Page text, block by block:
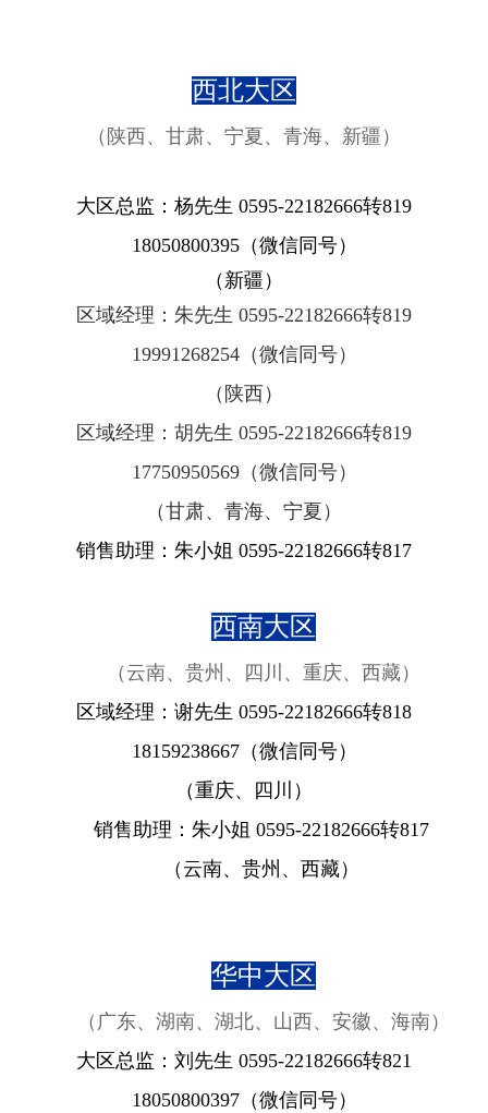
西北大区
（陕西、甘肃、宁夏、青海、新疆）
大区总监：杨先生 0595-22182666转819
18050800395（微信同号）
（新疆）
区域经理：朱先生 0595-22182666转819
19991268254（微信同号）
（陕西）
区域经理：胡先生 0595-22182666转819
17750950569（微信同号）
（甘肃、青海、宁夏）
销售助理：朱小姐 0595-22182666转817
西南大区
（云南、贵州、四川、重庆、西藏）
区域经理：谢先生 0595-22182666转818
18159238667（微信同号）
（重庆、四川）
销售助理：朱小姐 0595-22182666转817
（云南、贵州、西藏）
华中大区
（广东、湖南、湖北、山西、安徽、海南）
大区总监：刘先生 0595-22182666转821
18050800397（微信同号）